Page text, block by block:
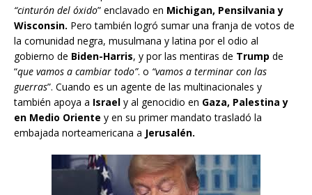
“cinturón del óxido” enclavado en Michigan, Pensilvania y
Wisconsin. Pero también logró sumar una franja de votos de
la comunidad negra, musulmana y latina por el odio al
gobierno de Biden-Harris, y por las mentiras de Trump de
“que vamos a cambiar todo”. o “vamos a terminar con las
guerras”. Cuando es un agente de las multinacionales y
también apoya a Israel y al genocidio en Gaza, Palestina y
en Medio Oriente y en su primer mandato trasladó la
embajada norteamericana a Jerusalén.